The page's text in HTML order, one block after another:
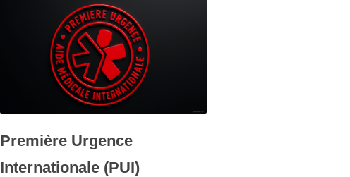
Première Urgence
Internationale (PUI)